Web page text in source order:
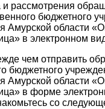
рассмотрения
бюджетного
Амурской области
в электронном
чем отправить
бюджетного
Амурской области
в форме
со